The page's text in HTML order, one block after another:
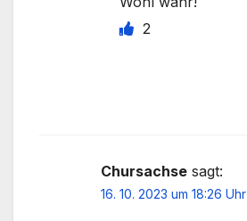
2
Chursachse sagt:
16. 10. 2023 um 18:26 Uhr